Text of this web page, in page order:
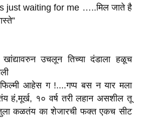
just waiting for me …..मिल जाते है
उचलून तिच्या दंडाला हळूच
फिल्मी आहेस ग !....गप्प बस न यार मला
हं,मूर्ख, १० वर्ष तरी लहान असशील तू
तुला कळतंय का शेजारची फक्त एकच सीट